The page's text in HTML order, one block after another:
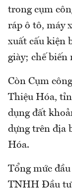
trong cụm
ráp ô tô, máy
xuất cấu kiện
giày; chế biến
Còn Cụm
Thiệu Hóa,
dụng đất
dựng trên địa
Hóa.
Tổng mức
TNHH Đầu tư